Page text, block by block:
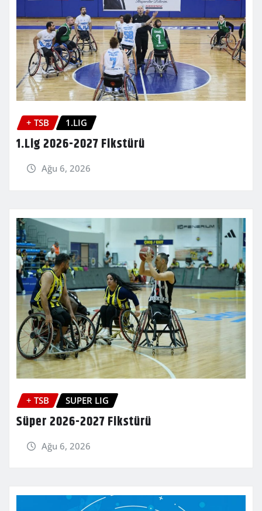
+ TSB 1.LIG
1.Lig 2026-2027 Fikstürü
Ağu 6, 2026
+ TSB SUPER LIG
Süper 2026-2027 Fikstürü
Ağu 6, 2026